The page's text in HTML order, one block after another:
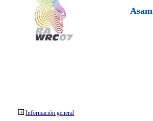
Información general